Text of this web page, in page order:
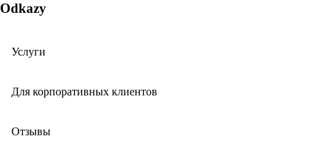
Odkazy
Услуги
Для корпоративных клиентов
Отзывы